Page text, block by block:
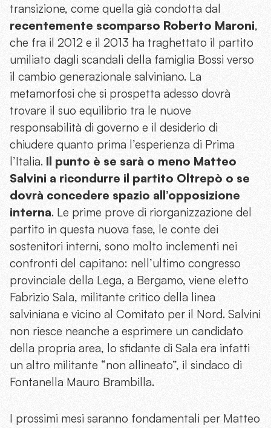
transizione, come quella già condotta dal
recentemente scomparso Roberto Maroni,
che fra il 2012 e il 2013 ha traghettato il partito
umiliato dagli scandali della famiglia Bossi verso
il cambio generazionale salviniano. La
metamorfosi che si prospetta adesso dovrà
trovare il suo equilibrio tra le nuove
responsabilità di governo e il desiderio di
chiudere quanto prima l’esperienza di Prima
l’Italia. Il punto è se sarà o meno Matteo
Salvini a ricondurre il partito Oltrepò o se
dovrà concedere spazio all’opposizione
interna. Le prime prove di riorganizzazione del
partito in questa nuova fase, le conte dei
sostenitori interni, sono molto inclementi nei
confronti del capitano: nell’ultimo congresso
provinciale della Lega, a Bergamo, viene eletto
Fabrizio Sala, militante critico della linea
salviniana e vicino al Comitato per il Nord. Salvini
non riesce neanche a esprimere un candidato
della propria area, lo sfidante di Sala era infatti
un altro militante “non allineato”, il sindaco di
Fontanella Mauro Brambilla.
I prossimi mesi saranno fondamentali per Matteo